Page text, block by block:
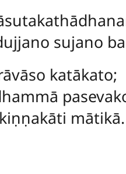
sujano
katākato;
mātikā.